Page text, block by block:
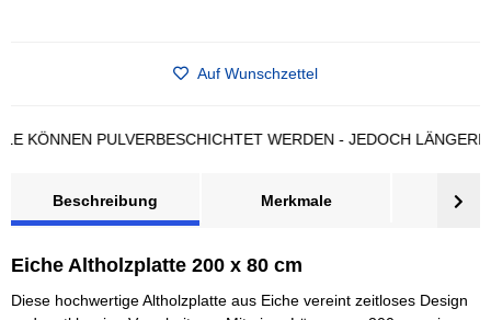
Auf Wunschzettel
PULVERBESCHICHTET WERDEN - JEDOCH LÄNGERE
Beschreibung Merkmale
Eiche Altholzplatte 200 x 80 cm
Diese hochwertige Altholzplatte aus Eiche vereint zeitloses Design